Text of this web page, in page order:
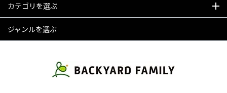
カテゴリを選ぶ
ジャンルを選ぶ